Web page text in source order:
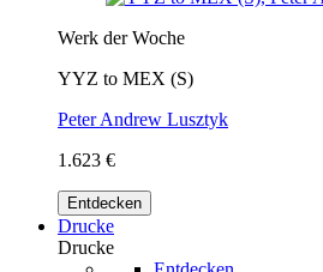
Werk der Woche
YYZ to MEX (S)
Peter Andrew Lusztyk
1.623 €
Entdecken
Drucke
Drucke